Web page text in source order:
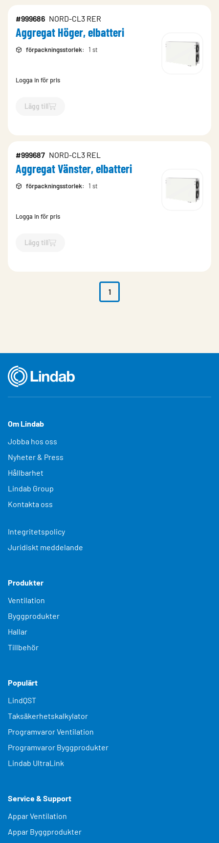
#999686 NORD-CL3 RER
Aggregat Höger, elbatteri
förpackningsstorlek: 1 st
Logga in för pris
Lägg till
`$Lägg till
#999687 NORD-CL3 REL
Aggregat Vänster, elbatteri
förpackningsstorlek: 1 st
Logga in för pris
Lägg till
`$Lägg till
1
Om Lindab
Jobba hos oss
Nyheter & Press
Hållbarhet
Lindab Group
Kontakta oss
Integritetspolicy
Juridiskt meddelande
Produkter
Ventilation
Byggprodukter
Hallar
Tillbehör
Populärt
LindQST
Taksäkerhetskalkylator
Programvaror Ventilation
Programvaror Byggprodukter
Lindab UltraLink
Service & Support
Appar Ventilation
Appar Byggprodukter